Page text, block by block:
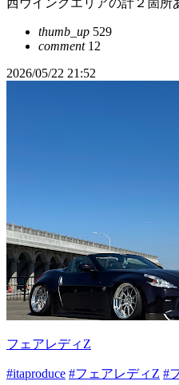
西ウイングエリアの計２箇所
thumb_up 529
comment12
2026/05/22 21:52
フェアレディZ
#itaproduce #フェアレディZ #